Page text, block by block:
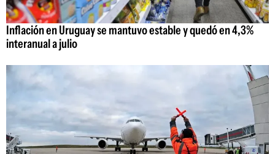
Inflación en Uruguay se mantuvo estable y quedó en 4,3%
interanual a julio